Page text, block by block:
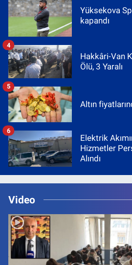
Yüksekova
kapandı
Hakkâri-Van
Ölü, 3 Yaralı
4
Altın
5
Elektrik
Hizmetler
Alındı
6
Video